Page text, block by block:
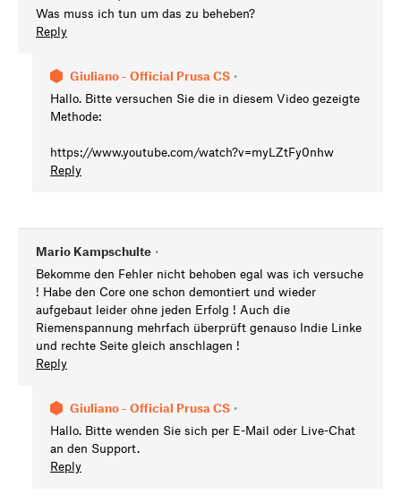
Was muss ich tun um das zu beheben?
Reply
Giuliano - Official Prusa CS •
Hallo. Bitte versuchen Sie die in diesem Video gezeigte
Methode:
https://www.youtube.com/watch?v=myLZtFy0nhw
Reply
Mario Kampschulte •
Bekomme den Fehler nicht behoben egal was ich versuche
! Habe den Core one schon demontiert und wieder
aufgebaut leider ohne jeden Erfolg ! Auch die
Riemenspannung mehrfach überprüft genauso Indie Linke
und rechte Seite gleich anschlagen !
Reply
Giuliano - Official Prusa CS •
Hallo. Bitte wenden Sie sich per E-Mail oder Live-Chat
an den Support.
Reply